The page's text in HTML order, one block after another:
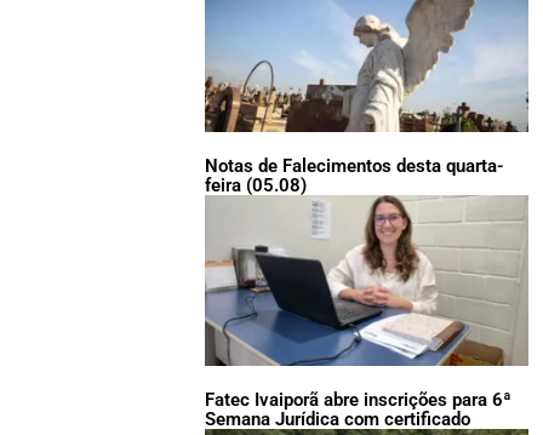
Notas de Falecimentos desta quarta-
feira (05.08)
Fatec Ivaiporã abre inscrições para 6ª
Semana Jurídica com certificado